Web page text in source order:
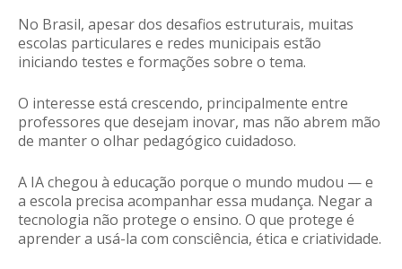
No Brasil, apesar dos desafios estruturais, muitas
escolas particulares e redes municipais estão
iniciando testes e formações sobre o tema.
O interesse está crescendo, principalmente entre
professores que desejam inovar, mas não abrem mão
de manter o olhar pedagógico cuidadoso.
A IA chegou à educação porque o mundo mudou — e
a escola precisa acompanhar essa mudança. Negar a
tecnologia não protege o ensino. O que protege é
aprender a usá-la com consciência, ética e criatividade.